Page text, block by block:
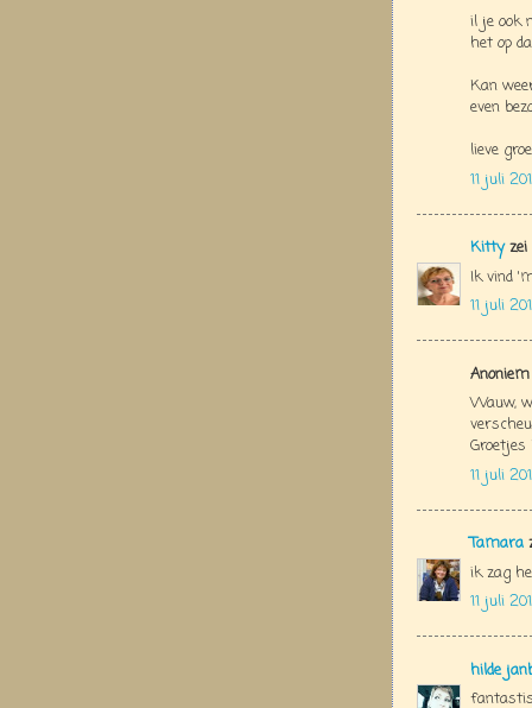
il je ook
het op
Kan
even
lieve
11 juli
Kittyzei
Ik vind
11 juli
Wauw,
Groetjes
11 juli
Tamara
ik zag
11 juli
hilde